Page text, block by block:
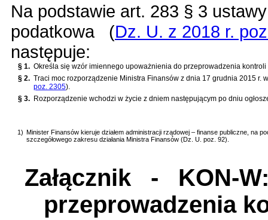
Na podstawie art. 283 § 3
podatkowa
(Dz. U. z 2018 r.
następuje:
§ 1. Określa się wzór imiennego upoważnienia do przeprowadzenia
§ 2. Traci moc rozporządzenie Ministra Finansów z dnia 17 grudnia 2015
poz. 2305).
§ 3. Rozporządzenie wchodzi w życie z dniem następującym po dniu
1) Minister Finansów kieruje działem administracji rządowej ‒ finanse publiczne, na
szczegółowego zakresu działania Ministra Finansów (Dz. U. poz. 92).
Załącznik- KON-W:
przeprowadzenia